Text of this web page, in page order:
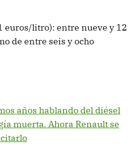
euros/litro): entre nueve y 12
de entre seis y ocho
años hablando del diésel
muerta. Ahora Renault se